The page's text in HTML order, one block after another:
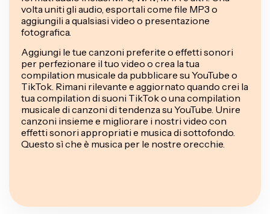
volta uniti gli audio, esportali come file MP3 o
aggiungili a qualsiasi video o presentazione
fotografica.
Aggiungi le tue canzoni preferite o effetti sonori
per perfezionare il tuo video o crea la tua
compilation musicale da pubblicare su YouTube o
TikTok. Rimani rilevante e aggiornato quando crei la
tua compilation di suoni TikTok o una compilation
musicale di canzoni di tendenza su YouTube. Unire
canzoni insieme e migliorare i nostri video con
effetti sonori appropriati e musica di sottofondo.
Questo sì che è musica per le nostre orecchie.